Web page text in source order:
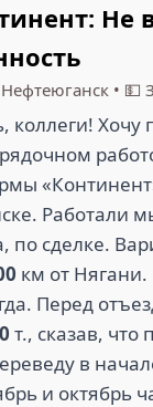
Не
Нефтеюганск • 💵
коллеги! Хочу
Работали
по сделке.
км от
Перед
т., сказав, что
в
и октябрь